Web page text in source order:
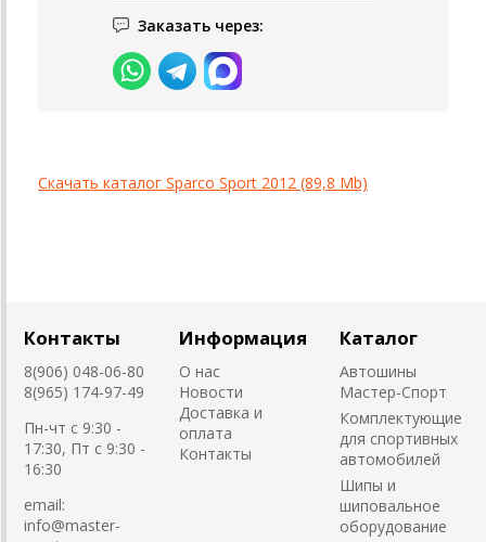
Заказать через:
Скачать каталог Sparco Sport 2012 (89,8 Mb)
Контакты
8(906) 048-06-80
8(965) 174-97-49
Пн-чт с 9:30 -
17:30, Пт с 9:30 -
16:30
email:
info@master-
Информация
О нас
Новости
Доставка и
оплата
Контакты
Каталог
Автошины
Мастер-Спорт
Комплектующие
для спортивных
автомобилей
Шипы и
шиповальное
оборудование